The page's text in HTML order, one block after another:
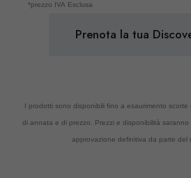
*prezzo IVA Esclusa
Prenota la tua
I prodotti sono disponibili fino a esaurimento
di annata e di prezzo. Prezzi e disponibilità
approvazione definitiva da parte del